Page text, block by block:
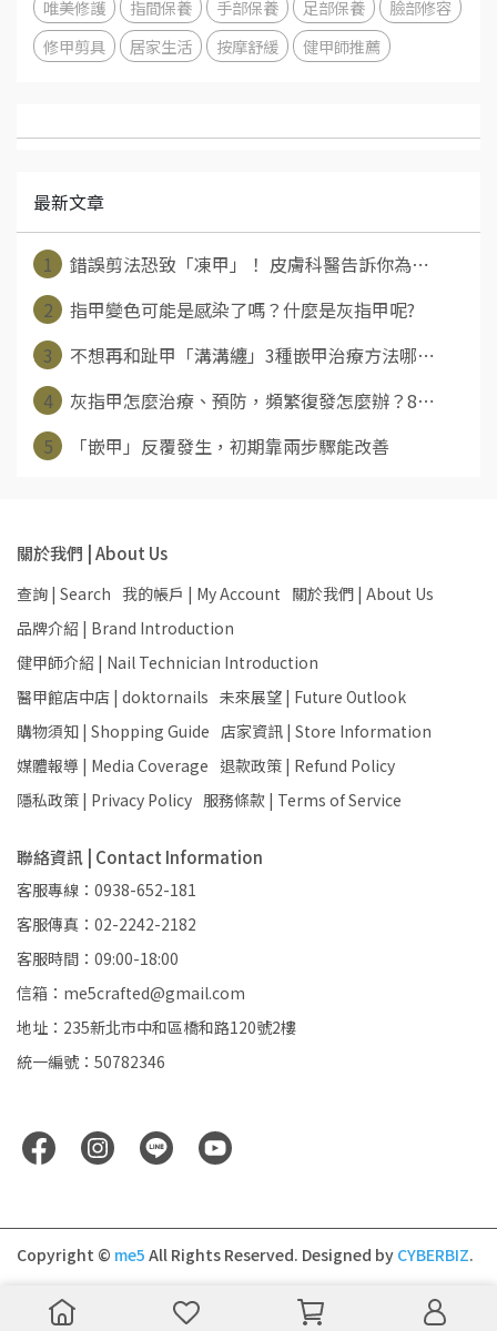
唯美修護
指間保養 手部保養 足部保養
臉部修容
修甲剪具
居家生活 按摩舒緩 健甲師推薦
最新文章
1
錯誤剪法恐致「凍甲」！ 皮膚科醫告訴你為⋯
2
指甲變色可能是感染了嗎？什麼是灰指甲呢?
3
不想再和趾甲「溝溝纏」3種嵌甲治療方法哪⋯
4
灰指甲怎麼治療、預防，頻繁復發怎麼辦？8⋯
5
「嵌甲」反覆發生，初期靠兩步驟能改善
關於我們 | About Us
查詢 | Search 我的帳戶 | My Account 關於我們 | About Us
品牌介紹 | Brand Introduction
健甲師介紹 | Nail Technician Introduction
醫甲館店中店 | doktornails 未來展望 | Future Outlook
購物須知 | Shopping Guide 店家資訊 | Store Information
媒體報導 | Media Coverage 退款政策 | Refund Policy
隱私政策 | Privacy Policy 服務條款 | Terms of Service
聯絡資訊 | Contact Information
客服專線：0938-652-181
客服傳真：02-2242-2182
客服時間：09:00-18:00
信箱：me5crafted@gmail.com
地址：235新北市中和區橋和路120號2樓
統一編號：50782346
Copyright © me5 All Rights Reserved. Designed by CYBERBIZ.